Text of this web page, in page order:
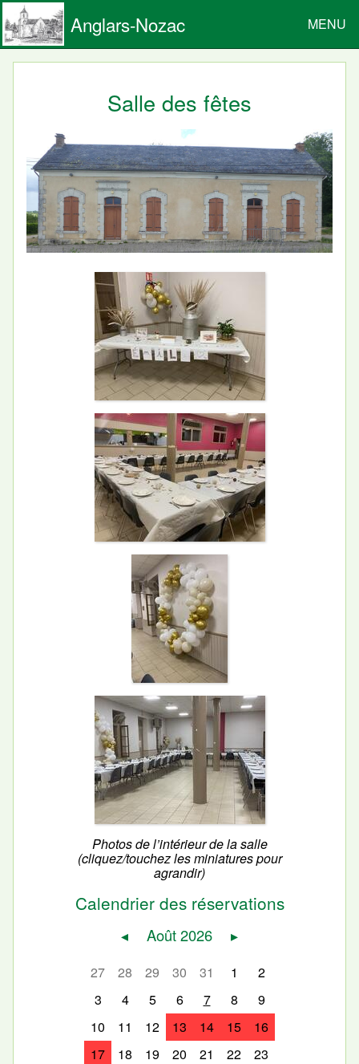
Anglars-Nozac MENU
Salle des fêtes
Photos de l’intérieur de la salle
(cliquez/touchez les miniatures pour
agrandir)
Calendrier des réservations
◂ Août 2026 ▸
27 28 29 30 31 1
2
3
4 5 6 7 8
9
10
11 12 13 14 15
16
17
18 19 20 21 22
23